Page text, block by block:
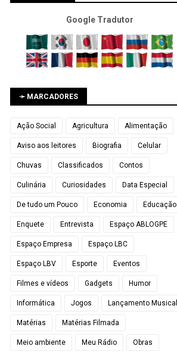
Google Tradutor
➛ MARCADORES
Ação Social Agricultura Alimentação
Aviso aos leitores Biografia Celular
Chuvas Classificados Contos
Culinária Curiosidades Data Especial
De tudo um Pouco Economia Educação
Enquete Entrevista Espaço ABLOGPE
Espaço Empresa Espaço LBC
Espaço LBV Esporte Eventos
Filmes e vídeos Gadgets Humor
Informática Jogos Lançamento Musical
Matérias Matérias Filmada
Meio ambiente Meu Rádio Obras